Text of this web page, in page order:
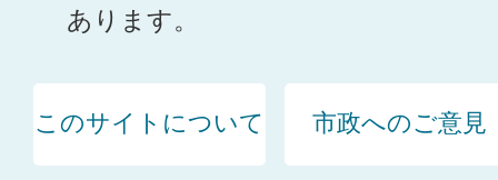
あります。
このサイトについて 市政へのご意見